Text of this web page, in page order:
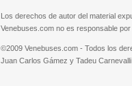
Los derechos de autor del material
Venebuses.com no es responsable
©2009 Venebuses.com - Todos los
Juan Carlos Gámez y Tadeu Carnevalli